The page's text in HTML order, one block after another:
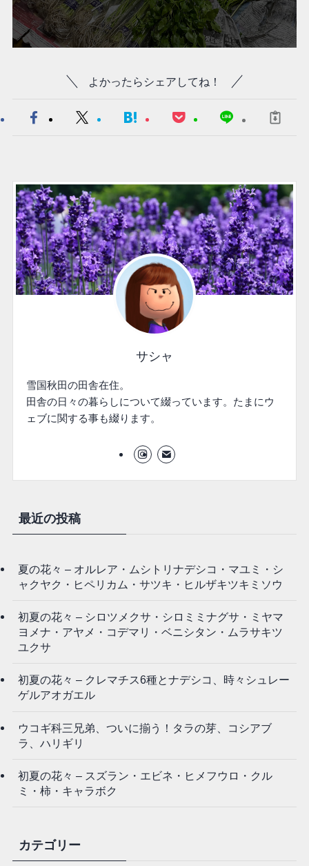
よかったらシェアしてね！
サシャ
雪国秋田の田舎在住。
田舎の日々の暮らしについて綴っています。たまにウ
ェブに関する事も綴ります。
最近の投稿
夏の花々 – オルレア・ムシトリナデシコ・マユミ・シ
ャクヤク・ヒペリカム・サツキ・ヒルザキツキミソウ
初夏の花々 – シロツメクサ・シロミミナグサ・ミヤマ
ヨメナ・アヤメ・コデマリ・ベニシタン・ムラサキツ
ユクサ
初夏の花々 – クレマチス6種とナデシコ、時々シュレー
ゲルアオガエル
ウコギ科三兄弟、ついに揃う！タラの芽、コシアブ
ラ、ハリギリ
初夏の花々 – スズラン・エビネ・ヒメフウロ・クル
ミ・柿・キャラボク
カテゴリー